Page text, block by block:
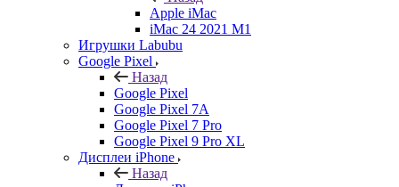
Apple iMac
iMac 24 2021 M1
Игрушки Labubu
Google Pixel
Назад
Google Pixel
Google Pixel 7А
Google Pixel 7 Pro
Google Pixel 9 Pro XL
Дисплеи iPhone
Назад